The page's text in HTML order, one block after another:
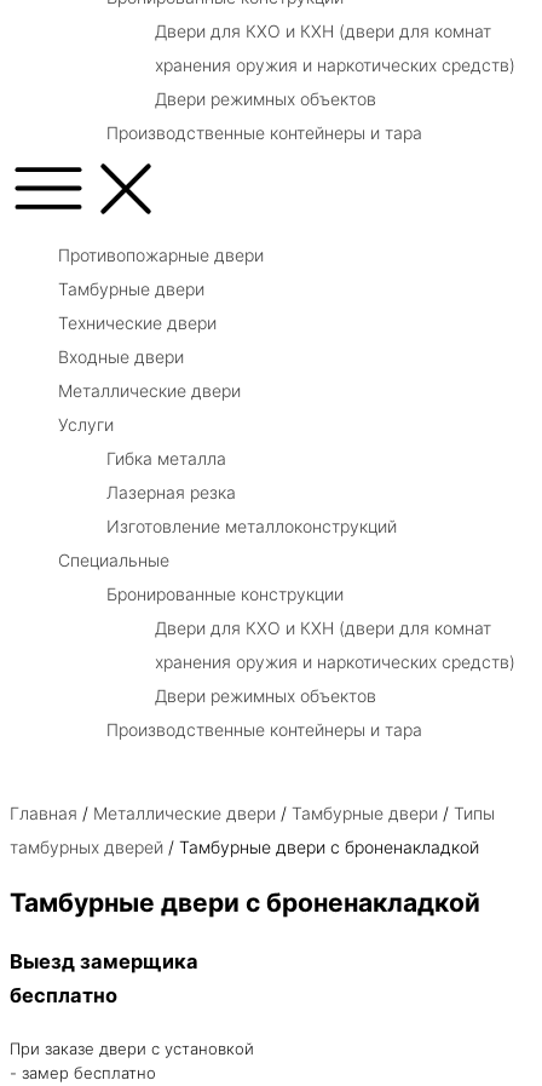
Двери для КХО и КХН (двери для комнат
хранения оружия и наркотических средств)
Двери режимных объектов
Производственные контейнеры и тара
Противопожарные двери
Тамбурные двери
Технические двери
Входные двери
Металлические двери
Услуги
Гибка металла
Лазерная резка
Изготовление металлоконструкций
Специальные
Бронированные конструкции
Двери для КХО и КХН (двери для комнат
хранения оружия и наркотических средств)
Двери режимных объектов
Производственные контейнеры и тара
Главная / Металлические двери / Тамбурные двери / Типы
тамбурных дверей / Тамбурные двери с броненакладкой
Тамбурные двери с броненакладкой
Выезд замерщика
бесплатно
При заказе двери с установкой
- замер бесплатно